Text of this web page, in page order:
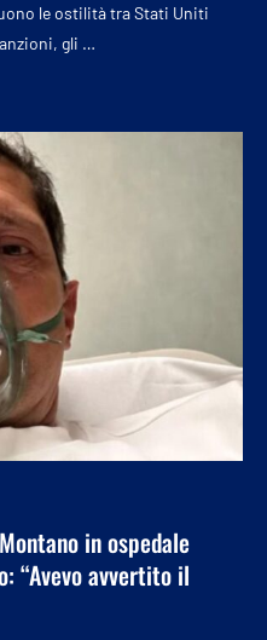
le ostilità tra Stati Uniti
gli …
in ospedale
“Avevo avvertito il